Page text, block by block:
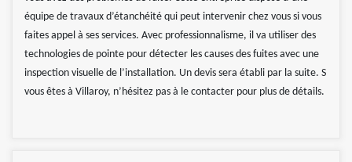
équipe de travaux d’étanchéité qui peut intervenir chez vous si vous
faites appel à ses services. Avec professionnalisme, il va utiliser des
technologies de pointe pour détecter les causes des fuites avec une
inspection visuelle de l’installation. Un devis sera établi par la suite. S
vous êtes à Villaroy, n’hésitez pas à le contacter pour plus de détails.